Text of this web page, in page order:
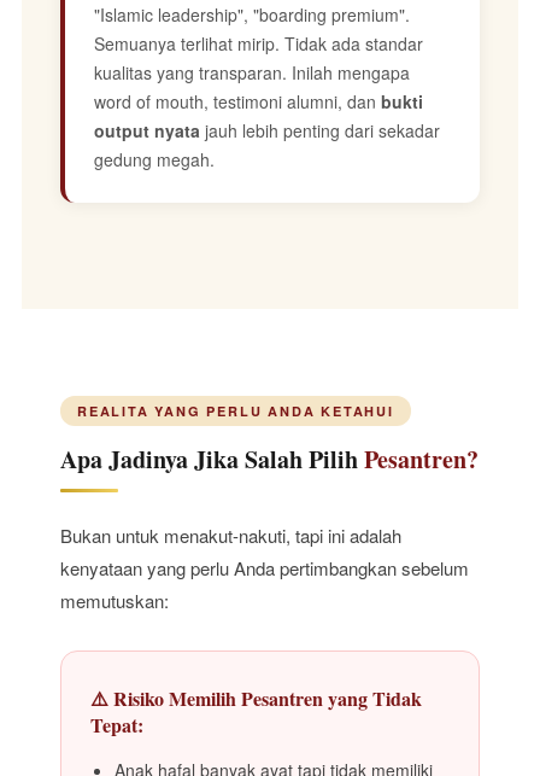
"Islamic leadership", "boarding premium".
Semuanya terlihat mirip. Tidak ada standar
kualitas yang transparan. Inilah mengapa
word of mouth, testimoni alumni, dan bukti
output nyata jauh lebih penting dari sekadar
gedung megah.
REALITA YANG PERLU ANDA KETAHUI
Apa Jadinya Jika Salah PilihPesantren?
Bukan untuk menakut-nakuti, tapi ini adalah
kenyataan yang perlu Anda pertimbangkan sebelum
memutuskan:
⚠️ Risiko Memilih Pesantren yang Tidak
Tepat:
Anak hafal banyak ayat tapi tidak memiliki